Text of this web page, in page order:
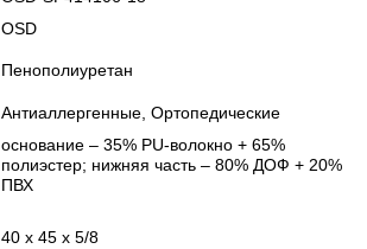
OSD
Пенополиуретан
Антиаллергенные Ортопедические
основание – 35% PU-волокно + 65%
полиэстер; нижняя часть – 80% ДОФ + 20%
ПВХ
40 x 45 x 5/8